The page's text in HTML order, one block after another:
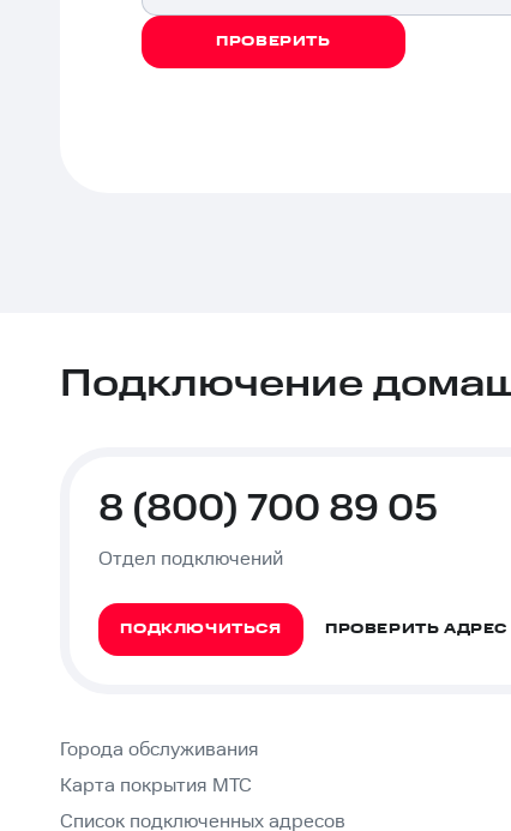
ПРОВЕРИТЬ
Подключение
8 (800) 700 89 05
Отдел подключений
ПОДКЛЮЧИТЬСЯ ПРОВЕРИТЬ АДРЕС
Города обслуживания
Карта покрытия МТС
Список подключенных адресов